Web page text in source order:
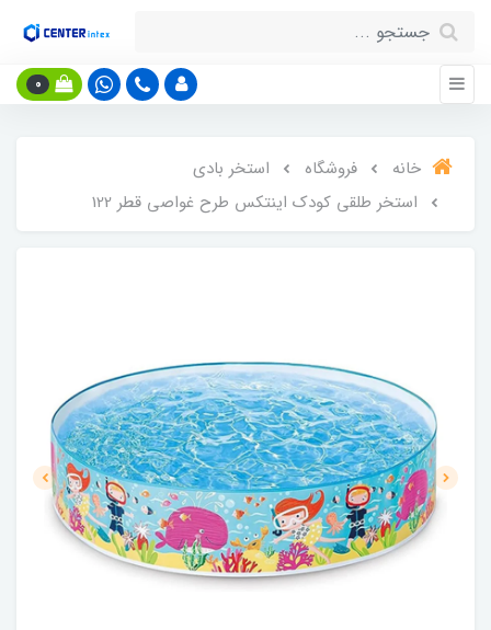
0
خانه فروشگاه
استخر بادی
استخر طلقی کودک اینتکس طرح غواصی قطر 122